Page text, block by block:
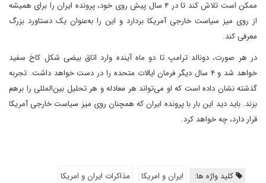
ممکن است تلاش کند تا در ۴ سال پیشِ روی خود، پرونده ایران را برای همیشه
از روی میز سیاست خارجی آمریکا بردارد و این را به‌عنوان یک دستاورد بزرگ
معرفی کند.
در هر صورت، دونالد ترامپ تا دو ماه آینده وارد اتاق بیضی شکل کاخ سفید
خواهد شد و ۴ سال دیگر فرمان ایالات متحده را در دست خواهد داشت. تجربه
گذشته نشان داده است که او می‌تواند هر معادله و هر تحلیل بین‌المللی را برهم
بزند. باید دید این بار با پرونده ایران که همچنان روی میز سیاست خارجی آمریکا
قرار دارد، چه خواهد کرد.
کلید واژه ها: ایران و امریکا
مذاکرات ایران و امریکا